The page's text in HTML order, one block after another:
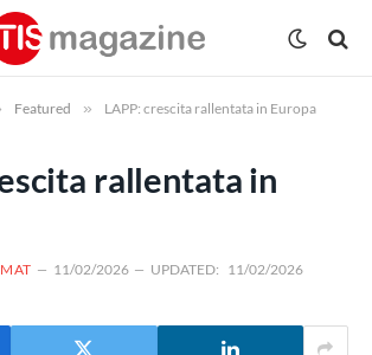
Featured » LAPP: crescita rallentata in Europa
rallentata in
11/02/2026 UPDATED: 11/02/2026